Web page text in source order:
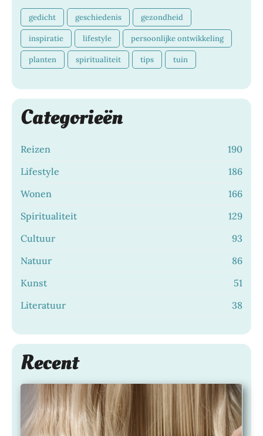
gedicht geschiedenis gezondheid
inspiratie lifestyle persoonlijke ontwikkeling
planten spiritualiteit tips tuin
Categorieën
Reizen
190
Lifestyle
186
Wonen
166
Spiritualiteit
129
Cultuur
93
Natuur
86
Kunst
51
Literatuur
38
Recent